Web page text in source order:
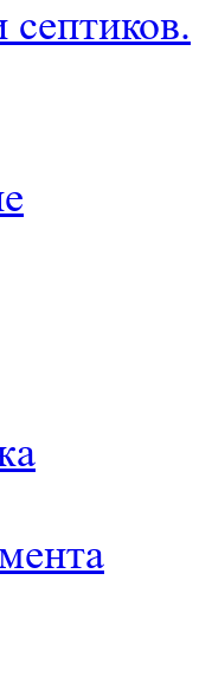
септиков.